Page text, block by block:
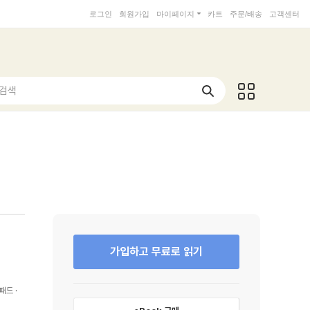
로그인 회원가입 마이페이지 카트 주문/배송 고객센터
색
드
가입하고 무료로 읽기